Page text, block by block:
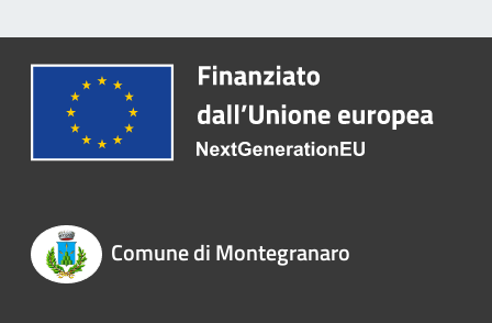
Comune di Montegranaro